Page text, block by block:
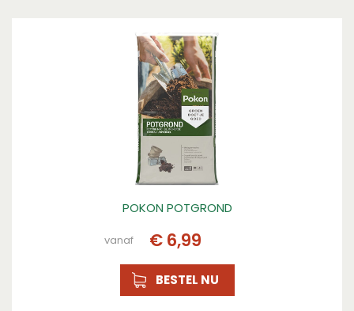
Paden, Borders, Paden, Borders
POKON POTGROND
vanaf € 6,99
BESTEL NU